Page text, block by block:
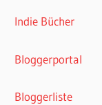
Indie Bücher
Bloggerportal
Bloggerliste